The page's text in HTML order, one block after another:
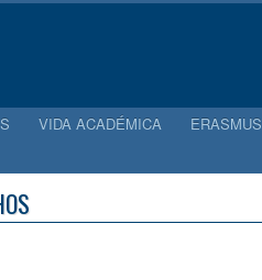
VIDA ACADÉMICA ERASMUS